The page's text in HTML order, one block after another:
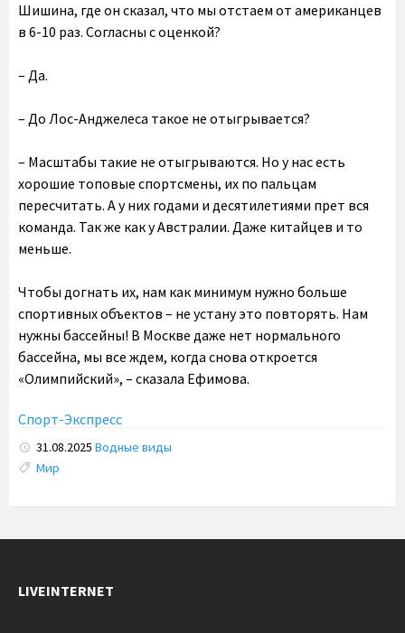
Шишина, где он сказал, что мы отстаем от американцев
в 6-10 раз. Согласны с оценкой?
– Да.
– До Лос-Анджелеса такое не отыгрывается?
– Масштабы такие не отыгрываются. Но у нас есть
хорошие топовые спортсмены, их по пальцам
пересчитать. А у них годами и десятилетиями прет вся
команда. Так же как у Австралии. Даже китайцев и то
меньше.
Чтобы догнать их, нам как минимум нужно больше
спортивных объектов – не устану это повторять. Нам
нужны бассейны! В Москве даже нет нормального
бассейна, мы все ждем, когда снова откроется
«Олимпийский», – сказала Ефимова.
Спорт-Экспресс
31.08.2025 Водные виды
Tags:
Мир
LIVEINTERNET